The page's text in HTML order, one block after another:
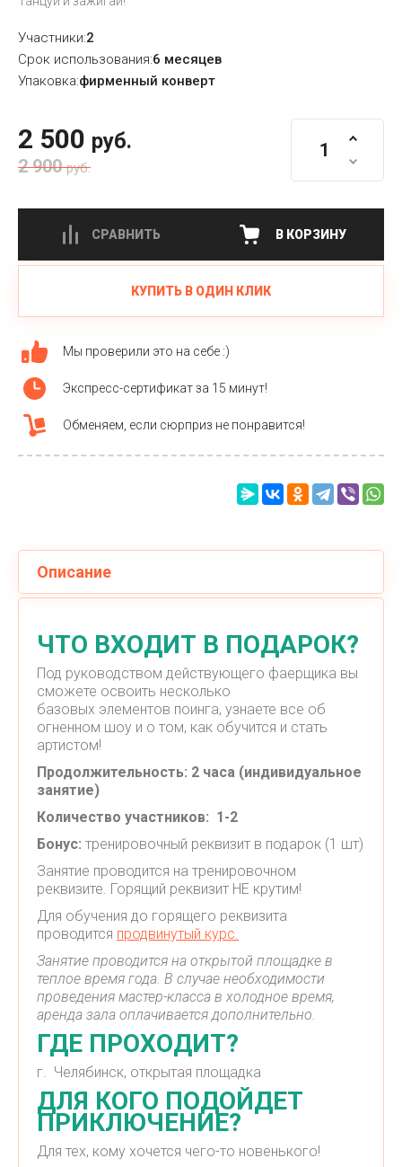
Участники:2
Срок использования:6 месяцев
Упаковка:фирменный конверт
2 500 руб.
2 900 руб.
СРАВНИТЬ В КОРЗИНУ
КУПИТЬ В ОДИН КЛИК
Мы проверили это на себе :)
Экспресс-сертификат за 15 минут!
Обменяем, если сюрприз не понравится!
Описание
ЧТО ВХОДИТ В ПОДАРОК?
Под руководством действующего фаерщика вы
сможете освоить несколько
базовых элементов поинга, узнаете все об
огненном шоу и о том, как обучится и стать
артистом!
Продолжительность: 2 часа (индивидуальное
занятие)
Количество участников: 1-2
Бонус: тренировочный реквизит в подарок (1 шт)
Занятие проводится на тренировочном
реквизите. Горящий реквизит НЕ крутим!
Для обучения до горящего реквизита
проводится продвинутый курс.
Занятие проводится на открытой площадке в
теплое время года. В случае необходимости
проведения мастер-класса в холодное время,
аренда зала оплачивается дополнительно.
ГДЕ ПРОХОДИТ?
г. Челябинск, открытая площадка
ДЛЯ КОГО ПОДОЙДЕТ
ПРИКЛЮЧЕНИЕ?
Для тех, кому хочется чего-то новенького!